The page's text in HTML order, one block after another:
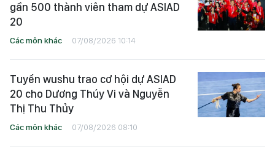
gần 500 thành viên tham dự ASIAD
20
Các môn khác 07/08/2026 10:14
Tuyển wushu trao cơ hội dự ASIAD
20 cho Dương Thúy Vi và Nguyễn
Thị Thu Thủy
Các môn khác 07/08/2026 08:10